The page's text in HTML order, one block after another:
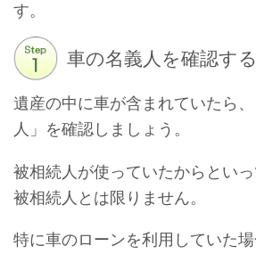
す。
車の名義人を確認する
遺産の中に車が含まれていたら
人」を確認しましょう。
被相続人が使っていたからとい
被相続人とは限りません。
特に車のローンを利用していた